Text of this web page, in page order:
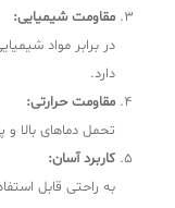
مقاومت شیمیایی:
در برابر مواد
دارد.
مقاومت حرارتی:
تحمل دماهای بالا
کاربرد آسان:
به راحتی قابل